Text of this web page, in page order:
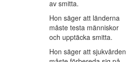
av smitta.
Hon säger att länderna
måste testa människor
och upptäcka smitta.
Hon säger att sjukvården